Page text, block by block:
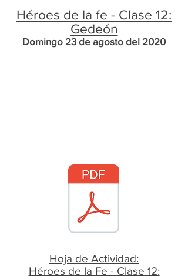
Héroes de la fe - Clase 12:
Gedeón
Domingo 23 de agosto del 2020
Hoja de Actividad:
​Héroes de la Fe - Clase 12: